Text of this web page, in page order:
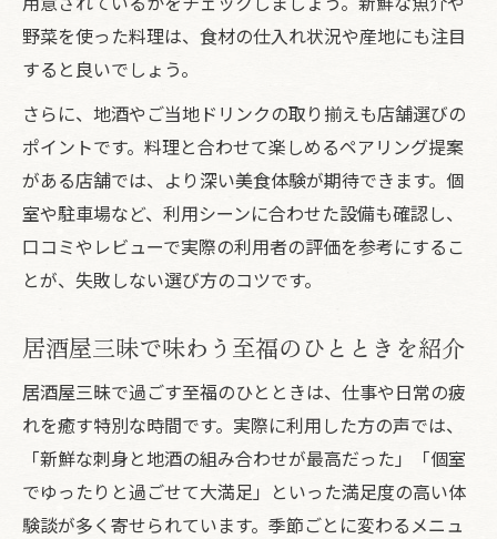
野菜を使った料理は、食材の仕入れ状況や産地にも注目
すると良いでしょう。
さらに、地酒やご当地ドリンクの取り揃えも店舗選びの
ポイントです。料理と合わせて楽しめるペアリング提案
がある店舗では、より深い美食体験が期待できます。個
室や駐車場など、利用シーンに合わせた設備も確認し、
口コミやレビューで実際の利用者の評価を参考にするこ
とが、失敗しない選び方のコツです。
居酒屋三昧で味わう至福のひとときを紹介
居酒屋三昧で過ごす至福のひとときは、仕事や日常の疲
れを癒す特別な時間です。実際に利用した方の声では、
「新鮮な刺身と地酒の組み合わせが最高だった」「個室
でゆったりと過ごせて大満足」といった満足度の高い体
験談が多く寄せられています。季節ごとに変わるメニュ